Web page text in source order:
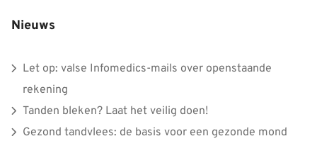
Nieuws
Let op: valse Infomedics-mails over openstaande
rekening
Tanden bleken? Laat het veilig doen!
Gezond tandvlees: de basis voor een gezonde mond